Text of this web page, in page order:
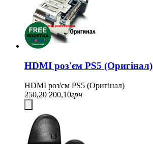
HDMI роз'єм PS5 (Оригінал)
HDMI роз'єм PS5 (Оригінал)
250,20 200,10грн